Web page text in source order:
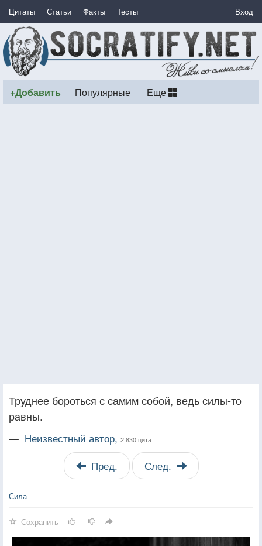
Цитаты Статьи Факты Тесты Вход
+Добавить Популярные Еще
Труднее бороться с самим собой, ведь силы-то
равны.
— Неизвестный автор, 2 830 цитат
Пред. След.
Сила
Сохранить